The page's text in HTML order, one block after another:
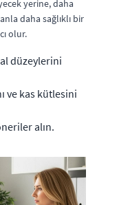
yerine, daha
daha sağlıklı bir
olur.
düzeylerini
ve kas kütlesini
alın.